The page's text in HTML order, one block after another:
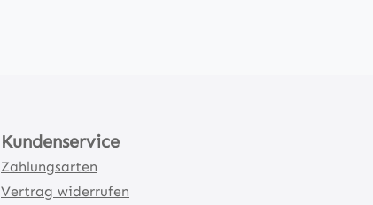
Kundenservice
Zahlungsarten
Vertrag widerrufen